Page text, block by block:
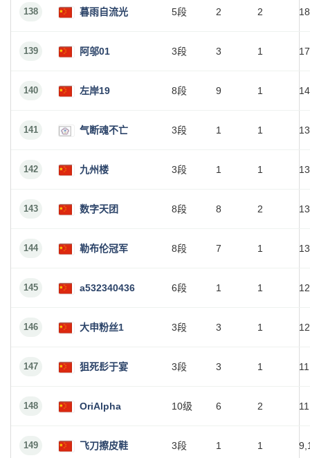
138 暮雨自流光 5段 2 2
139 阿邬01 3段 3 1
140 左岸19 8段 9 1
141 气断魂不亡 3段 1 1
142 九州楼 3段 1 1
143 数字天团 8段 8 2
144 勒布伦冠军 8段 7 1
145 a532340436 6段 1 1
146 大申粉丝1 3段 3 1
147 狙死髟于宴 3段 3 1
148 OriAlpha 10级 6 2
149 飞刀擦皮鞋 3段 1 1